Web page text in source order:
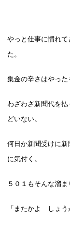
やっと仕事に慣れ
た。
集金の辛さはやった
わざわざ新聞代を
どいない。
何日か新聞受けに
に気付く。
５０１もそんな溜ま
「またかよ しょう